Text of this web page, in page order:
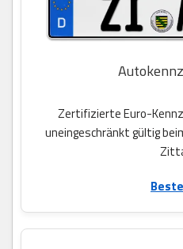
Zertifizierte Euro-
uneingeschränkt gültig